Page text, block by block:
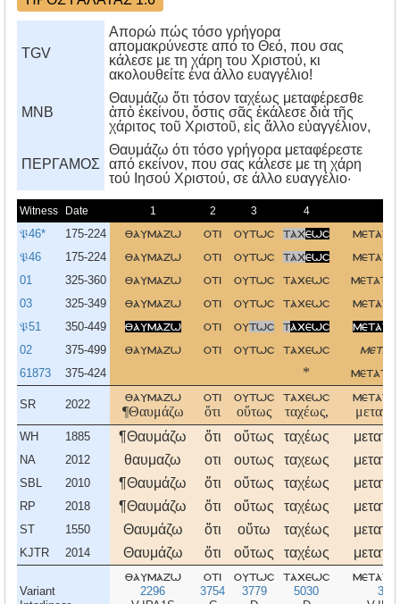
TGV
Απορώ πώς τόσο γρήγορα
απομακρύνεστε από το Θεό, που σας
κάλεσε με τη χάρη του Χριστού, κι
ακολουθείτε ένα άλλο ευαγγέλιο!
MNB
Θαυμάζω ὅτι τόσον ταχέως μεταφέρεσθε
ἀπὸ ἐκείνου, ὅστις σᾶς ἐκάλεσε διὰ τῆς
χάριτος τοῦ Χριστοῦ, εἰς ἄλλο εὐαγγέλιον,
ΠΕΡΓΑΜΟΣ
Θαυμάζω ότι τόσο γρήγορα μεταφέρεστε
από εκείνον, που σας κάλεσε με τη χάρη
τού Iησού Xριστού, σε άλλο ευαγγέλιο·
Witness Date 1 2 3 4
𝔓46* 175-224 θαυμαζω οτι ουτωσ ταχεωσ
𝔓46 175-224 θαυμαζω οτι ουτωσ ταχεωσ
01 325-360 θαυμαζω οτι ουτωσ ταχεωσ
03 325-349 θαυμαζω οτι ουτωσ ταχεωσ
𝔓51 350-449 θαυμαζω οτι ουτωσ ταχεωσ μετατιθ
02 375-499 θαυμαζω οτι ουτωσ ταχεωσ
61873 375-424 *
SR 2022
θαυμαζω
¶Θαυμάζω
οτι
ὅτι
ουτωσ
οὕτως
ταχεωσ
ταχέως,
WH 1885 ¶Θαυμάζω ὅτι οὕτως ταχέως
NA 2012 θαυμαζω οτι ουτως ταχεως
SBL 2010 ¶Θαυμάζω ὅτι οὕτως ταχέως
RP 2018 ¶Θαυμάζω ὅτι οὕτως ταχέως
ST 1550 Θαυμάζω ὅτι οὕτω ταχέως
KJTR 2014 Θαυμάζω ὅτι οὕτως ταχέως
Variant
θαυμαζω
2296
οτι
3754
ουτωσ
3779
ταχεωσ
5030